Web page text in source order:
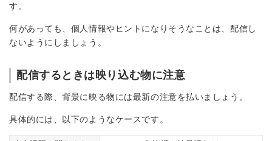
す。
何があっても、個人情報やヒントになりそうなことは、配信し
ないようにしましょう。
配信するときは映り込む物に注意
配信する際、背景に映る物には最新の注意を払いましょう。
具体的には、以下のようなケースです。